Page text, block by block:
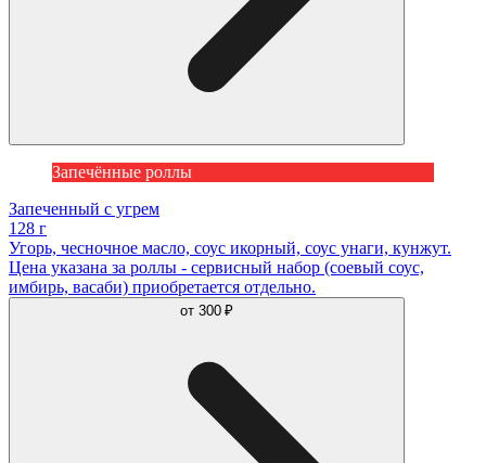
Запечённые роллы
Запеченный с угрем
128 г
Угорь, чесночное масло, соус икорный, соус унаги, кунжут.
Цена указана за роллы - сервисный набор (соевый соус,
имбирь, васаби) приобретается отдельно.
от 300 ₽